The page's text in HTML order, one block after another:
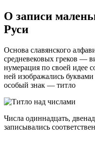
О записи
Руси
Основа славянского
средневековых греков —
нумерация по своей идее
ней изображались
особый знак — титло
Числа одиннадцать,
записывались